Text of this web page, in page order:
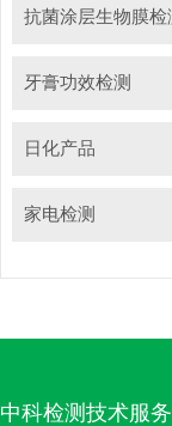
抗菌涂层生物膜检
牙膏功效检测
日化产品
家电检测
中科检测技术服